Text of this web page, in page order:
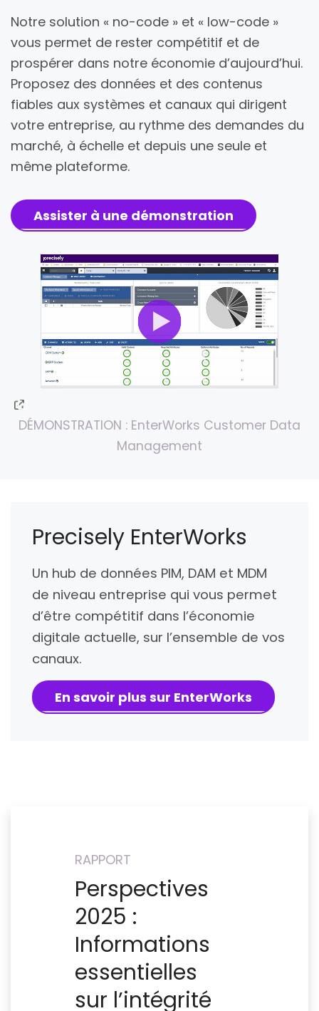
Notre solution « no-code » et « low-code »
vous permet de rester compétitif et de
prospérer dans notre économie d’aujourd’hui.
Proposez des données et des contenus
fiables aux systèmes et canaux qui dirigent
votre entreprise, au rythme des demandes du
marché, à échelle et depuis une seule et
même plateforme.
Assister à une démonstration
DÉMONSTRATION : EnterWorks Customer Data
Management
Precisely EnterWorks
Un hub de données PIM, DAM et MDM
de niveau entreprise qui vous permet
d’être compétitif dans l’économie
digitale actuelle, sur l’ensemble de vos
canaux.
En savoir plus sur EnterWorks
RAPPORT
Perspectives
2025 :
Informations
essentielles
sur l’intégrité